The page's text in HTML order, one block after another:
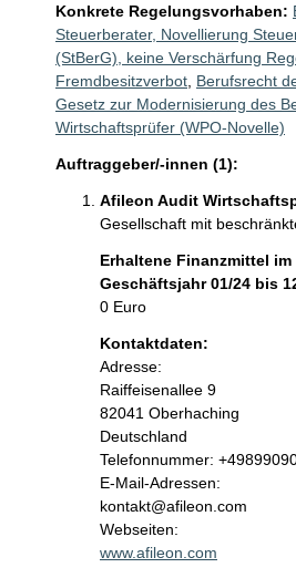
Konkrete Regelungsvorhaben:
Steuerberater, Novellierung
(StBerG), keine Verschärfung
Fremdbesitzverbot Berufsrecht
Gesetz zur Modernisierung des
Wirtschaftsprüfer (WPO-Novelle)
Auftraggeber/-innen (1):
Afileon Audit
Gesellschaft mit
Erhaltene Finanzmittel
Geschäftsjahr 01/24 bis
0 Euro
Kontaktdaten:
Adresse:
Raiffeisenallee 9
82041 Oberhaching
Deutschland
K
o
n
t
a
Telefonnummer:
E-Mail-Adressen:
kontakt@afileon.com
Webseiten:
www.afileon.com